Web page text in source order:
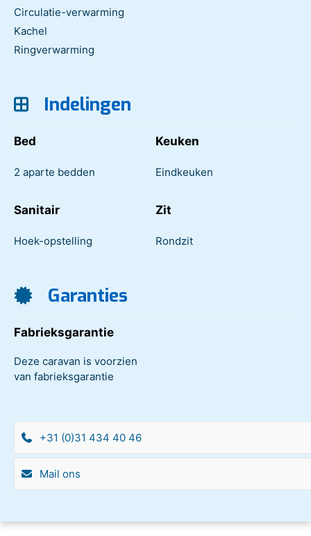
Circulatie-verwarming
Kachel
Ringverwarming
Indelingen
Bed
2 aparte bedden
Keuken
Eindkeuken
Sanitair
Hoek-opstelling
Zit
Rondzit
Garanties
Fabrieksgarantie
Deze caravan is voorzien
van fabrieksgarantie
+31 (0)31 434 40 46
Mail ons